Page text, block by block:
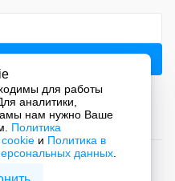
вы соглашаетесь с
данных
для работы
аналитики,
нам нужно Ваше
Политика
и Политика в
данных